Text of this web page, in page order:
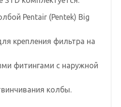
Pentair (Pentek) Big
крепления фильтра на
фитингами с наружной
колбы.